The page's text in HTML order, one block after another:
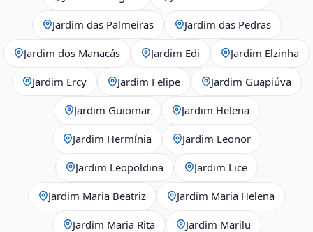
Jardim das Palmeiras Jardim das Pedras
Jardim dos Manacás Jardim Edi Jardim Elzinha
Jardim Ercy Jardim Felipe Jardim Guapiúva
Jardim Guiomar Jardim Helena
Jardim Hermínia Jardim Leonor
Jardim Leopoldina Jardim Lice
Jardim Maria Beatriz Jardim Maria Helena
Jardim Maria Rita Jardim Marilu